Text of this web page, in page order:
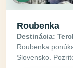
Roubenka
Destinácia:
Roubenka
Slovensko.